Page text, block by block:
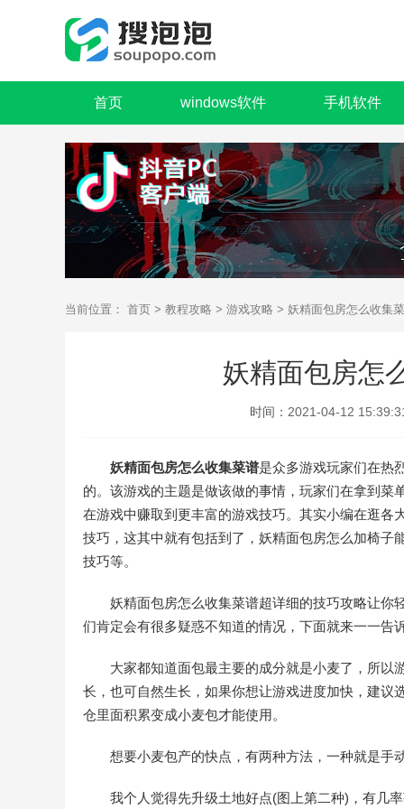
首页 windows软件 手机软件
当前位置： 首页 > 教程攻略 > 游戏攻略 > 妖精面包房怎么收集
妖精面包房怎
时间： 2021-04-12
妖精面包房怎么收集菜谱是众多游戏玩家们在热
的。该游戏的主题是做该做的事情，玩家们在拿到
在游戏中赚取到更丰富的游戏技巧。其实小编在逛
技巧，这其中就有包括到了，妖精面包房怎么加椅
技巧等。
妖精面包房怎么收集菜谱超详细的技巧攻略让你
们肯定会有很多疑惑不知道的情况，下面就来一一告
大家都知道面包最主要的成分就是小麦了，所以
长，也可自然生长，如果你想让游戏进度加快，建
仓里面积累变成小麦包才能使用。
想要小麦包产的快点，有两种方法，一种就是手
我个人觉得先升级土地好点(图上第二种)，有几率